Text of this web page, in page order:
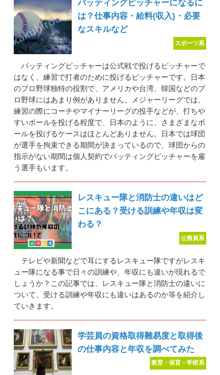
バッティングピッチャーになるに
は？仕事内容・給料(収入)・必要
なスキルなど
スポーツ系
バッティングピッチャーは公式戦で投げるピッチャーで
はなく、練習で打者のために投げるピッチャーです。日本
のプロ野球独特の役割で、アメリカや台湾、韓国などのプ
ロ野球にはあまり例がありません。メジャーリーグでは、
練習の際にコーチやマイナーリーグの投手などが、打ちや
すいボールを投げる程度で、日本のように、さまざまなボ
ールを投げるケースはほとんどありません。日本では球団
が選手を拘束できる期間が決まっているので、球団からの
指示がない期間は個人契約でバッティングピッチャーを雇
う選手もいます。
レスキュー隊と消防士の違いはど
こにある？受ける訓練や年収は変
わる？
公務員系
テレビや新聞などで耳にするレスキュー隊ですがレスキ
ュー隊になる事で日々の訓練や、年収にも違いが現れるで
しょうか？この記事では、レスキュー隊と消防士の違いに
ついて、受ける訓練や年収にも違いはあるのか等を紹介し
ていきます。
学芸員の資格取得難易度と取得後
の仕事内容と年収を調べてみた
教育・保育・学術系